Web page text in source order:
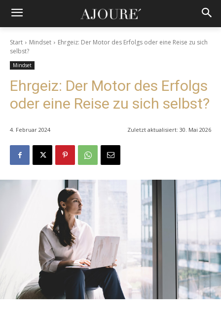
Start Mindset
Ehrgeiz: Der Motor des Erfolgs oder eine Reise zu sich
selbst?
Mindset
Ehrgeiz: Der Motor des Erfolgs
oder eine Reise zu sich selbst?
4. Februar 2024 Zuletzt aktualisiert: 30. Mai 2026